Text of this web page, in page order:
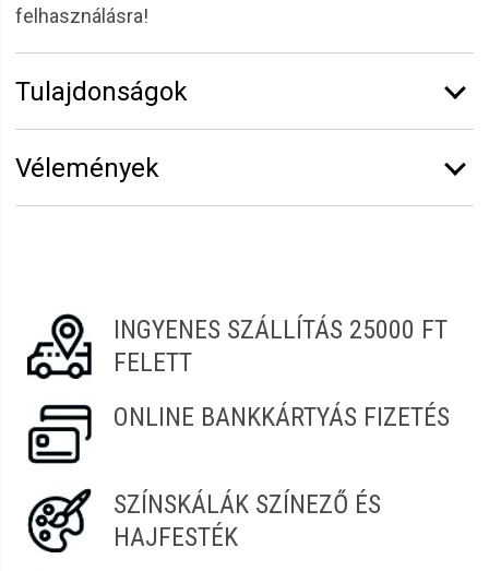
felhasználásra!
Tulajdonságok
Vélemények
INGYENES SZÁLLÍTÁS 25000 FT
FELETT
ONLINE BANKKÁRTYÁS FIZETÉS
SZÍNSKÁLÁK SZÍNEZŐ ÉS
HAJFESTÉK